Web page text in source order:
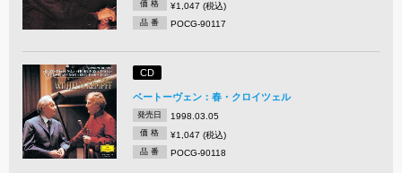
価 格 ¥1,047 (税込)
品 番 POCG-90117
CD
ベートーヴェン：春・クロイツェル
発売日 1998.03.05
価 格 ¥1,047 (税込)
品 番 POCG-90118